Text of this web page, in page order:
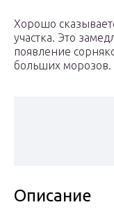
Хорошо
участка. Это
появление
больших морозов.
Описание